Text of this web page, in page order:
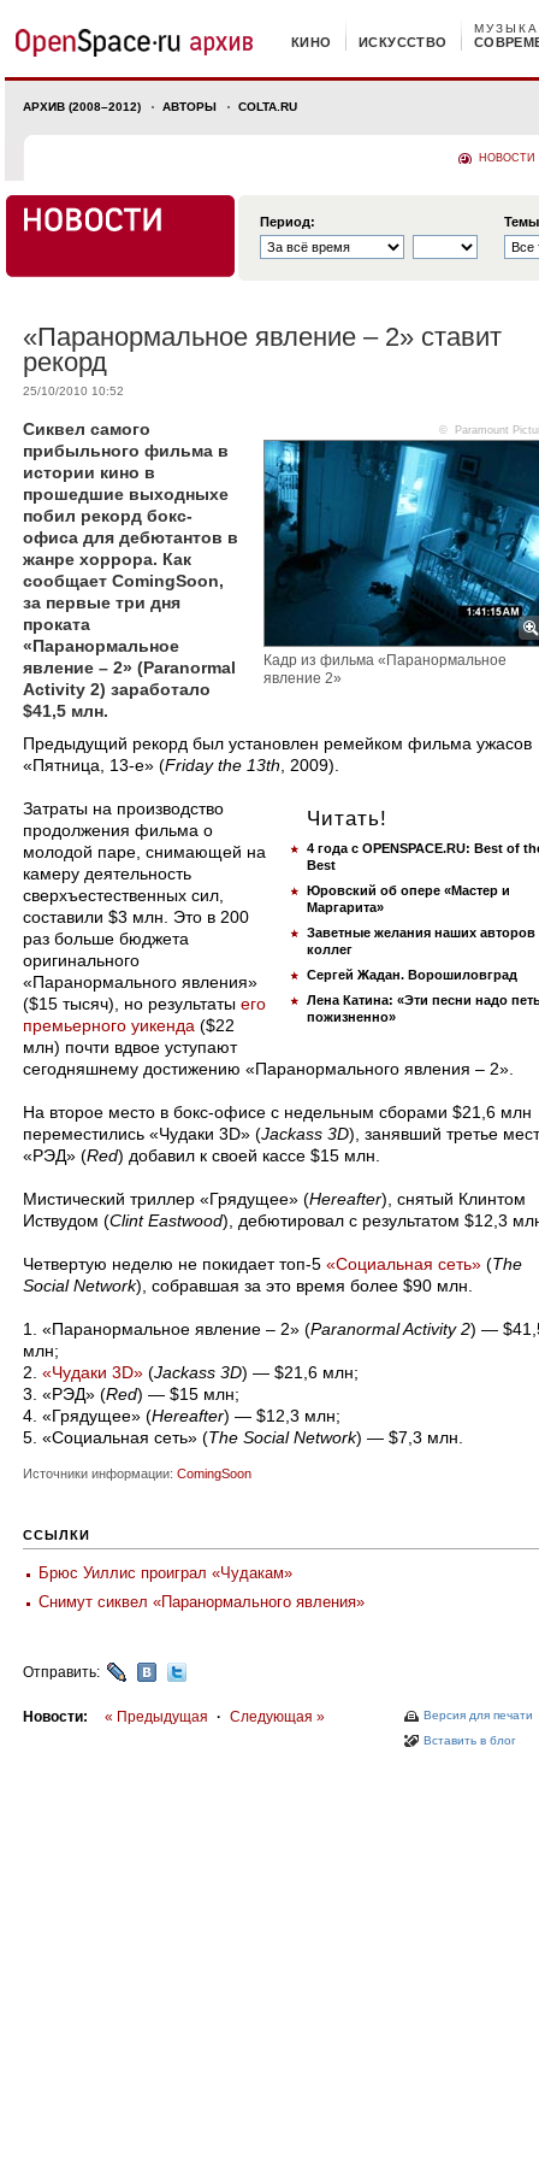
КИНО ИСКУССТВО
МУЗЫКА
АРХИВ (2008–2012) АВТОРЫ COLTA.RU
НОВОСТИ
Период:
«Паранормальное явление – 2» ставит
рекорд
25/10/2010 10:52
© Paramount
Кадр из фильма «Паранормальное
явление 2»
Сиквел самого
прибыльного фильма в
истории кино в
прошедшие выходныхе
побил рекорд бокс-
офиса для дебютантов в
жанре хоррора. Как
сообщает ComingSoon,
за первые три дня
проката
«Паранормальное
явление – 2» (Paranormal
Activity 2) заработало
$41,5 млн.
Предыдущий рекорд был установлен ремейком фильма ужасов
«Пятница, 13-е» (Friday the 13th , 2009).
Читать!
4 года с OPENSPACE.RU: Best of
Best
Юровский об опере «Мастер и
Маргарита»
Заветные желания наших авторов
коллег
Сергей Жадан. Ворошиловград
Лена Катина: «Эти песни надо
пожизненно»
Затраты на производство
продолжения фильма о
молодой паре, снимающей на
камеру деятельность
сверхъестественных сил,
составили $3 млн. Это в 200
раз больше бюджета
оригинального
«Паранормального явления»
($15 тысяч), но результаты его
премьерного уикенда ($22
млн) почти вдвое уступают
сегодняшнему достижению «Паранормального явления – 2».
На второе место в бокс-офисе с недельным сборами $21,6 млн
переместились «Чудаки 3D» (Jackass 3D), занявший третье
«РЭД» (Red) добавил к своей кассе $15 млн.
Мистический триллер «Грядущее» (Hereafter), снятый Клинтом
Иствудом (Clint Eastwood), дебютировал с результатом $12,3
Четвертую неделю не покидает топ-5 «Социальная сеть» (The
Social Network), собравшая за это время более $90 млн.
1. «Паранормальное явление – 2» (Paranormal Activity 2) —
млн;
2. «Чудаки 3D» (Jackass 3D) — $21,6 млн;
3. «РЭД» (Red) — $15 млн;
4. «Грядущее» (Hereafter) — $12,3 млн;
5. «Социальная сеть» (The Social Network) — $7,3 млн.
Источники информации: ComingSoon
ССЫЛКИ
Брюс Уиллис проиграл «Чудакам»
Снимут сиквел «Паранормального явления»
Отправить:
Версия для печати
Вставить в блог
Новости: « Предыдущая · Следующая »